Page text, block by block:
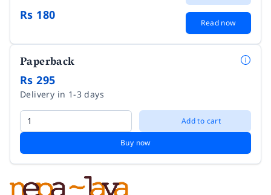
Rs 180
Read now
Paperback
Rs 295
Delivery in 1-3 days
Add to cart
Buy now